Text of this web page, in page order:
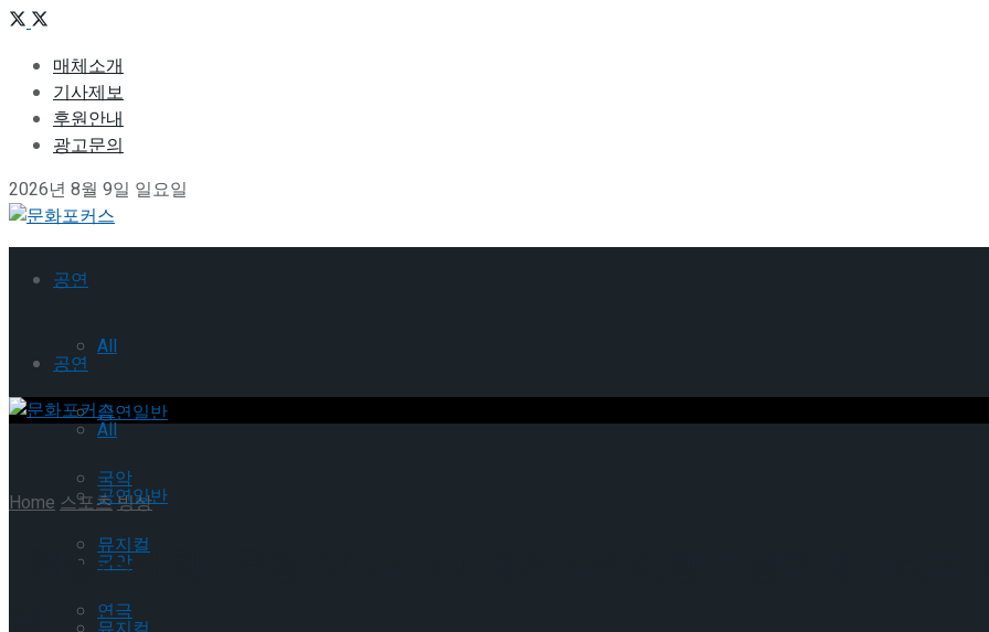
매체소개
기사제보
후원안내
광고문의
2026년 8월 9일 일요일
공연
All
공연일반
국악
뮤지컬
연극
공연
All
공연일반
국악
Home스포츠빙상
[현장스케치] 유영, 2025 ISU 피겨 스케이팅 그랑프리 시리즈